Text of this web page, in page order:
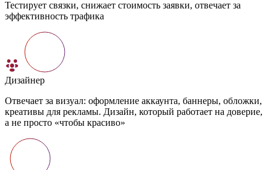
Тестирует связки, снижает стоимость заявки, отвечает за
эффективность трафика
Дизайнер
Отвечает за визуал: оформление аккаунта, баннеры, обложки,
креативы для рекламы. Дизайн, который работает на доверие,
а не просто «чтобы красиво»